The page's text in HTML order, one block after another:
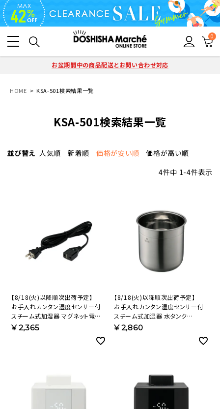
0
お盆期間中の商品配送とお問い合わせ対応
HOME KSA-501検索結果一覧
KSA-501検索結果一覧
並び替え 人気順 新着順 価格が安い順
価格が高い順
4件中 1-4件表示
【8/18(火)以降順次出荷予定】
お手入れカンタン湿度センサー付
スチーム式加湿器 マグネット電源
コード 391342【KAP】
¥2,365
【8/18(火)以降順次出荷予定】
お手入れカンタン湿度センサー付
スチーム式加湿器 水タンク
390027【KAP】
¥2,860